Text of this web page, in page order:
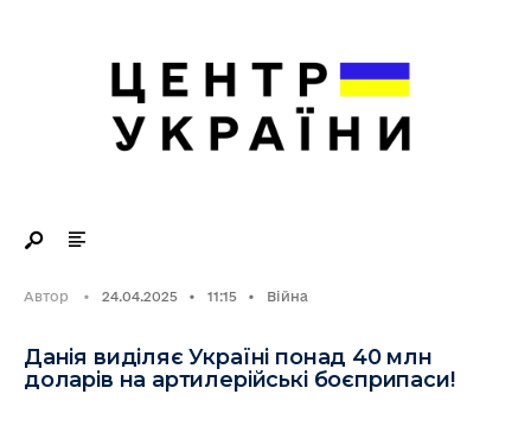
Автор • 24.04.2025 • 11:15 • Війна
Данія виділяє Україні понад 40 млн
доларів на артилерійські боєприпаси!